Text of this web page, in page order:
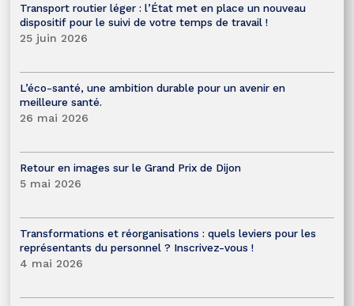
Transport routier léger : l’État met en place un nouveau
dispositif pour le suivi de votre temps de travail !
25 juin 2026
L’éco-santé, une ambition durable pour un avenir en
meilleure santé.
26 mai 2026
Retour en images sur le Grand Prix de Dijon
5 mai 2026
Transformations et réorganisations : quels leviers pour les
représentants du personnel ? Inscrivez-vous !
4 mai 2026